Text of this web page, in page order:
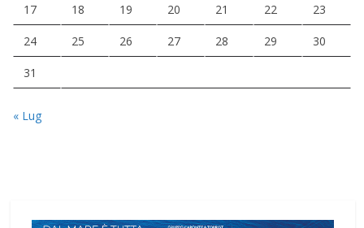
17 18 19 20 21 22 23
24 25 26 27 28 29 30
31
« Lug